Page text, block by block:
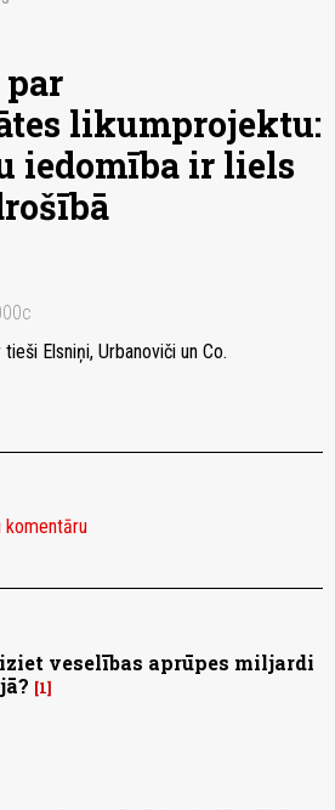
likumprojektu:
iedomība ir liels
Elsniņi, Urbanoviči un Co.
komentāru
veselības aprūpes miljardi
1